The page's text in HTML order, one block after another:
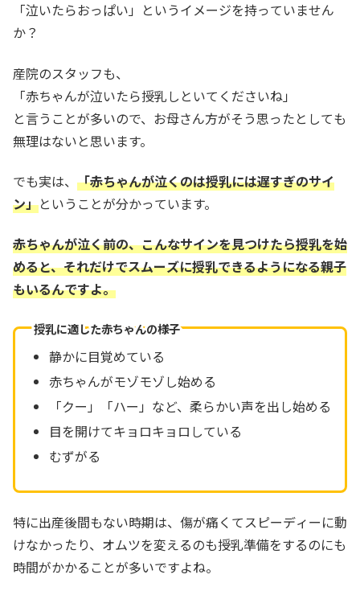
「泣いたらおっぱい」というイメージを持っていません
か？
産院のスタッフも、
「赤ちゃんが泣いたら授乳しといてくださいね」
と言うことが多いので、お母さん方がそう思ったとしても
無理はないと思います。
でも実は、 「赤ちゃんが泣くのは授乳には遅すぎのサイ
ン」ということが分かっています。
赤ちゃんが泣く前の、こんなサインを見つけたら授乳を始
めると、それだけでスムーズに授乳できるようになる親子
もいるんですよ。
授乳に適した赤ちゃんの様子
静かに目覚めている
赤ちゃんがモゾモゾし始める
「クー」「ハー」など、柔らかい声を出し始める
目を開けてキョロキョロしている
むずがる
特に出産後間もない時期は、傷が痛くてスピーディーに動
けなかったり、オムツを変えるのも授乳準備をするのにも
時間がかかることが多いですよね。